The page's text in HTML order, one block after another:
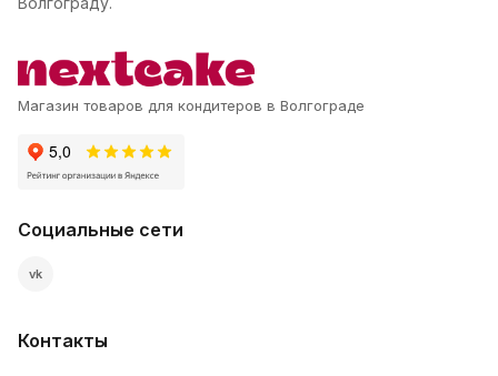
Магазин товаров для кондитеров в Волгограде
Социальные сети
vk
Контакты